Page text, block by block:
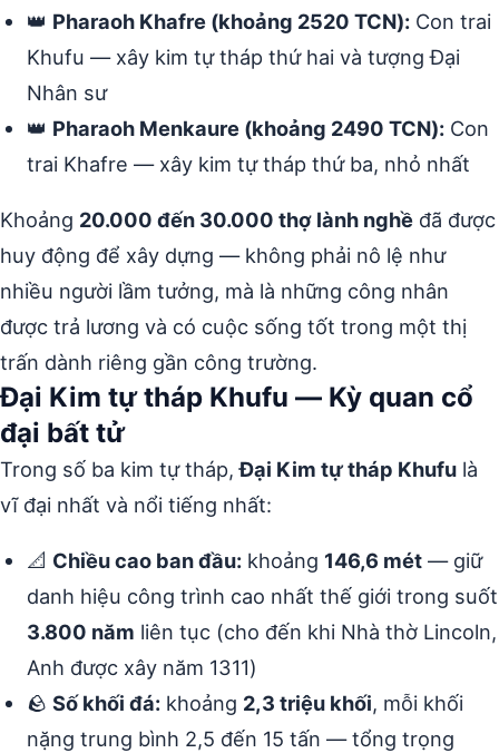
👑 Pharaoh Khafre (khoảng 2520 TCN): Con trai
Khufu — xây kim tự tháp thứ hai và tượng Đại
Nhân sư
👑 Pharaoh Menkaure (khoảng 2490 TCN): Con
trai Khafre — xây kim tự tháp thứ ba, nhỏ nhất
Khoảng 20.000 đến 30.000 thợ lành nghề đã được
huy động để xây dựng — không phải nô lệ như
nhiều người lầm tưởng, mà là những công nhân
được trả lương và có cuộc sống tốt trong một thị
trấn dành riêng gần công trường.
Đại Kim tự tháp Khufu — Kỳ quan cổ
đại bất tử
Trong số ba kim tự tháp,Đại Kim tự tháp Khufu là
vĩ đại nhất và nổi tiếng nhất:
📐 Chiều cao ban đầu: khoảng 146,6 mét — giữ
danh hiệu công trình cao nhất thế giới trong suốt
3.800 năm liên tục (cho đến khi Nhà thờ Lincoln,
Anh được xây năm 1311)
🪨 Số khối đá: khoảng 2,3 triệu khối, mỗi khối
nặng trung bình 2,5 đến 15 tấn — tổng trọng